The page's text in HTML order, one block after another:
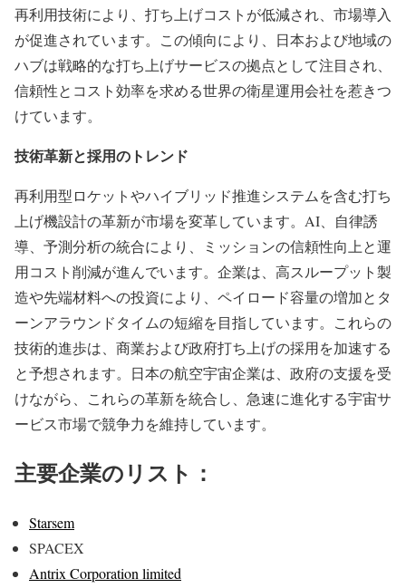
再利用技術により、打ち上げコストが低減され、市場導入
が促進されています。この傾向により、日本および地域の
ハブは戦略的な打ち上げサービスの拠点として注目され、
信頼性とコスト効率を求める世界の衛星運用会社を惹きつ
けています。
技術革新と採用のトレンド
再利用型ロケットやハイブリッド推進システムを含む打ち
上げ機設計の革新が市場を変革しています。AI、自律誘
導、予測分析の統合により、ミッションの信頼性向上と運
用コスト削減が進んでいます。企業は、高スループット製
造や先端材料への投資により、ペイロード容量の増加とタ
ーンアラウンドタイムの短縮を目指しています。これらの
技術的進歩は、商業および政府打ち上げの採用を加速する
と予想されます。日本の航空宇宙企業は、政府の支援を受
けながら、これらの革新を統合し、急速に進化する宇宙サ
ービス市場で競争力を維持しています。
主要企業のリスト：
Starsem
SPACEX
Antrix Corporation limited